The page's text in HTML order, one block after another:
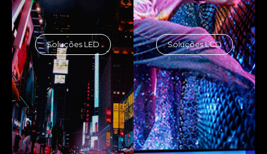
Soluções LED Soluções LCD